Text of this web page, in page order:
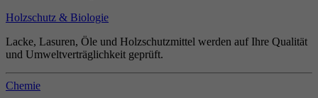
Holzschutz & Biologie
Lacke, Lasuren, Öle und Holzschutzmittel werden auf Ihre Qualität
und Umweltverträglichkeit geprüft.
Chemie